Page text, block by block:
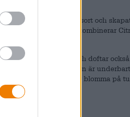
extraordinära humlesort och
en ljus gomgodis som kombinerar
solmogna citroner och doftar också
Den initiala smaken är underbart
och tropiska frukter blomma på